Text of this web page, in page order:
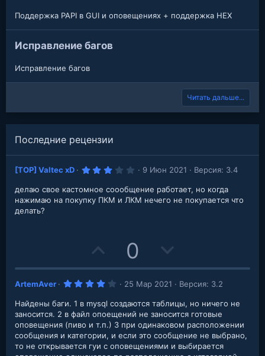
Поддержка PAPI в GUI и оповещениях + поддержка HEX
Исправление багов
Исправление багов
Читать дальше...
Последние рецензии
[TOP] Valtec xD
3
0
з
9 Июн 2021 Версия: 3.4
делаю свое кастомное соообщение работает, но когда
нажимаю на покупку ПКМ и ЛКМ нечего не покупается что
делать?
p
v
o
t
0
o
w
n
v
ArtemAver
4
0
з
в
е
з
д
25 Мар 2021 Версия: 3.2
Найдены баги. 1 в mysql создаются таблицы, но ничего не
заносится. 2 в файл опоещений не заносится готовые
оповещения (пиво и т.п.) 3 при одинаковом расположении
сообщения и категории, и если это сообщение не выбрано,
то не открывается гуи с оповещениями и выбирается